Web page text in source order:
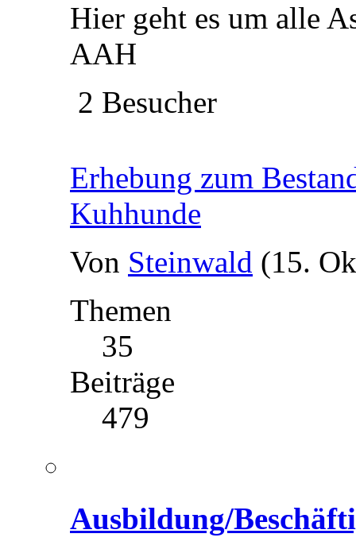
Hier geht es um alle
AAH
2 Besucher
Erhebung zum
Kuhhunde
Von Steinwald (15.
Themen
35
Beiträge
479
Ausbildung/